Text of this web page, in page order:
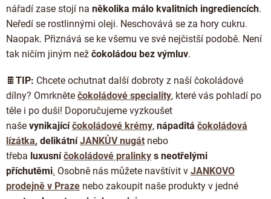
nářadí zase stojí na několika málo kvalitních ingrediencích.
Neředí se rostlinnými oleji. Neschovává se za hory cukru.
Naopak. Přiznává se ke všemu ve své nejčistší podobě. Není
tak ničím jiným než čokoládou bez výmluv.
🍫 TIP: Chcete ochutnat další dobroty z naší čokoládové
dílny? Omrkněte čokoládové speciality, které vás pohladí po
těle i po duši! Doporučujeme vyzkoušet
naše vynikajícíčokoládové krémy, nápaditá čokoládová
lízátka, delikátníJANKŮV nugát nebo
třeba luxusní čokoládové pralinky s neotřelými
příchutěmi. Osobně nás můžete navštívit v JANKOVO
prodejně v Praze nebo zakoupit naše produkty v jedné